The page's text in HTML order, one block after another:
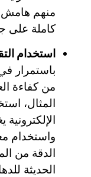
منهم هامش
كاملة على
استخدام
باستمرار
من كفاءة
المثال،
واستخدام
الدقة من
الحديثة